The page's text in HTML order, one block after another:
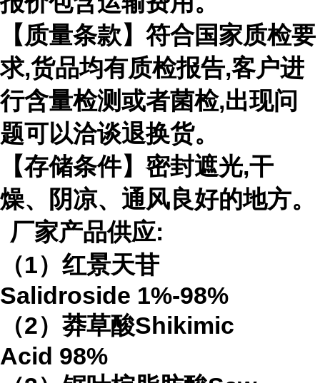
【质量条款】符合国家质检要
求,货品均有质检报告,客户进
行含量检测或者菌检,出现问
题可以洽谈退换货。
【存储条件】密封遮光,干
燥、阴凉、通风良好的地方。
厂家产品供应:
（1）红景天苷
Salidroside 1%-98%
（2）莽草酸Shikimic
Acid 98%